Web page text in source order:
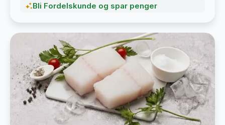
Bli Fordelskunde og spar penger